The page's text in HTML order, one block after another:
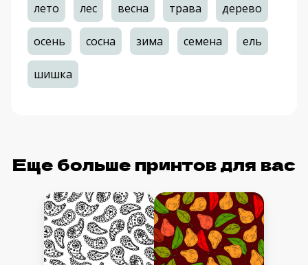
лето лес весна трава дерево
осень сосна зима семена ель
шишка
Еще больше принтов для вас